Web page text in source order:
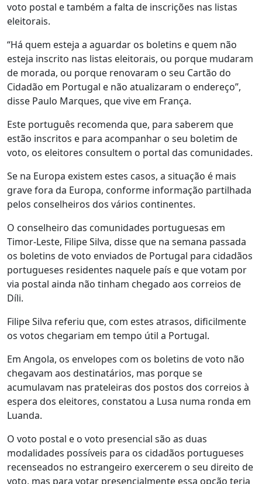
voto postal e também a falta de inscrições nas listas
eleitorais.
“Há quem esteja a aguardar os boletins e quem não
esteja inscrito nas listas eleitorais, ou porque mudaram
de morada, ou porque renovaram o seu Cartão do
Cidadão em Portugal e não atualizaram o endereço”,
disse Paulo Marques, que vive em França.
Este português recomenda que, para saberem que
estão inscritos e para acompanhar o seu boletim de
voto, os eleitores consultem o portal das comunidades.
Se na Europa existem estes casos, a situação é mais
grave fora da Europa, conforme informação partilhada
pelos conselheiros dos vários continentes.
O conselheiro das comunidades portuguesas em
Timor-Leste, Filipe Silva, disse que na semana passada
os boletins de voto enviados de Portugal para cidadãos
portugueses residentes naquele país e que votam por
via postal ainda não tinham chegado aos correios de
Díli.
Filipe Silva referiu que, com estes atrasos, dificilmente
os votos chegariam em tempo útil a Portugal.
Em Angola, os envelopes com os boletins de voto não
chegavam aos destinatários, mas porque se
acumulavam nas prateleiras dos postos dos correios à
espera dos eleitores, constatou a Lusa numa ronda em
Luanda.
O voto postal e o voto presencial são as duas
modalidades possíveis para os cidadãos portugueses
recenseados no estrangeiro exercerem o seu direito de
voto, mas para votar presencialmente essa opção teria